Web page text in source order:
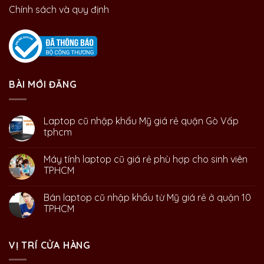
Chính sách và quy định
BÀI MỚI ĐĂNG
Laptop cũ nhập khẩu Mỹ giá rẻ quận Gò Vấp
tphcm
Máy tính laptop cũ giá rẻ phù hợp cho sinh viên
TPHCM
Bán laptop cũ nhập khẩu từ Mỹ giá rẻ ở quận 10
TPHCM
VỊ TRÍ CỬA HÀNG